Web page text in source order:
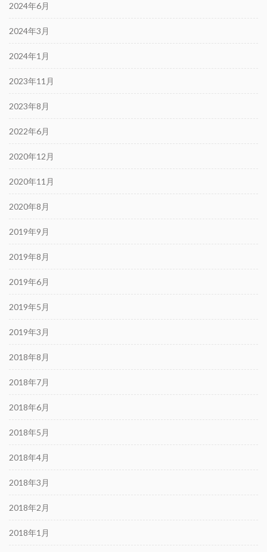
2024年6月
2024年3月
2024年1月
2023年11月
2023年8月
2022年6月
2020年12月
2020年11月
2020年8月
2019年9月
2019年8月
2019年6月
2019年5月
2019年3月
2018年8月
2018年7月
2018年6月
2018年5月
2018年4月
2018年3月
2018年2月
2018年1月